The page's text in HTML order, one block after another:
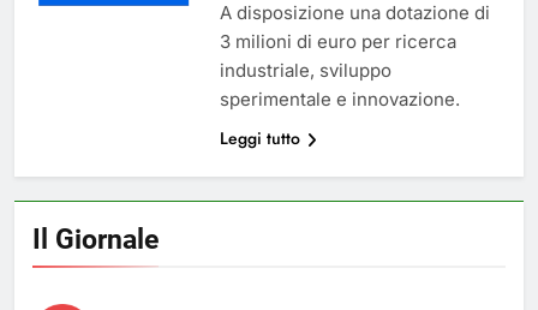
A disposizione una dotazione di
3 milioni di euro per ricerca
industriale, sviluppo
sperimentale e innovazione.
Leggi tutto
Il Giornale